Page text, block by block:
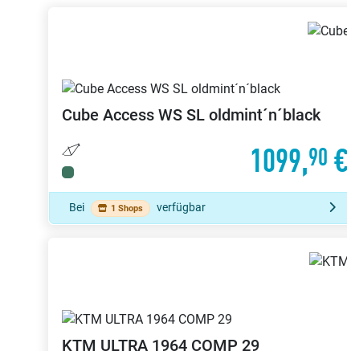
Cube Access WS SL oldmint´n´black
1099,90
Bei 1 Shops verfügbar
KTM ULTRA 1964 COMP 29